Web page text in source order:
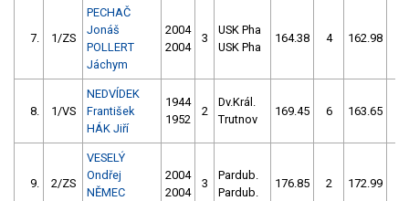
7. 1/ZS
PECHAČ
Jonáš
POLLERT
Jáchym
2004
2004
3
USK Pha
USK Pha
164.38 4 162.98
8. 1/VS
NEDVÍDEK
František
HÁK Jiří
1944
1952
2
Dv.Král.
Trutnov
169.45 6 163.65
9. 2/ZS
VESELÝ
Ondřej
NĚMEC
2004
2004
3
Pardub.
Pardub.
176.85 2 172.99